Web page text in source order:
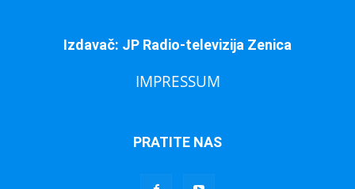
Izdavač: JP Radio-televizija Zenica
IMPRESSUM
PRATITE NAS